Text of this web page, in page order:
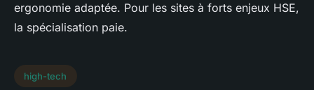
ergonomie adaptée. Pour les sites à forts enjeux HSE,
la spécialisation paie.
high-tech